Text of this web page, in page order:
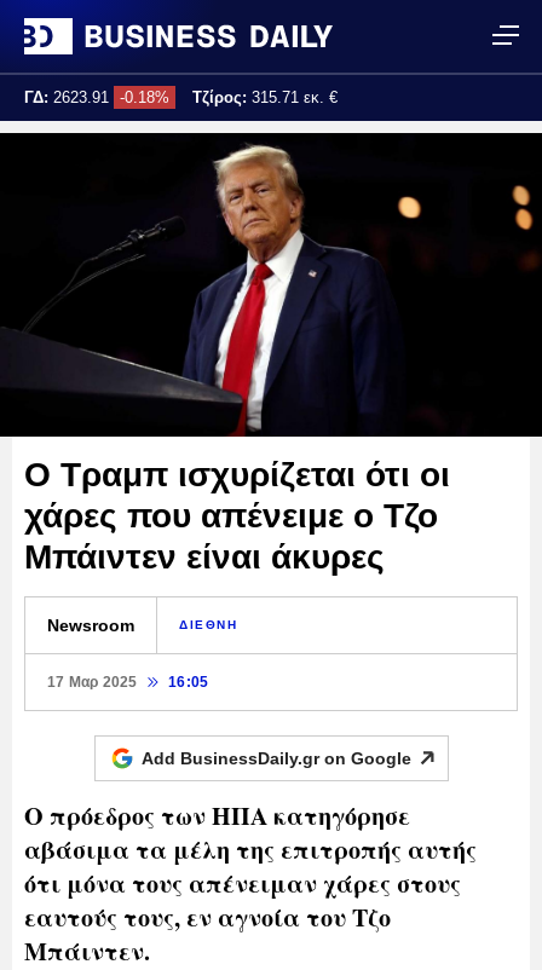
ΓΔ: 2623.91 -0.18% Τζίρος: 315.71 εκ. €
Ο Τραμπ ισχυρίζεται ότι οι
χάρες που απένειμε ο Τζο
Μπάιντεν είναι άκυρες
Newsroom ΔΙΕΘΝΗ
17 Μαρ 2025 16:05
Add BusinessDaily.gr on Google
Ο πρόεδρος των ΗΠΑ κατηγόρησε
αβάσιμα τα μέλη της επιτροπής αυτής
ότι μόνα τους απένειμαν χάρες στους
εαυτούς τους, εν αγνοία του Τζο
Μπάιντεν.